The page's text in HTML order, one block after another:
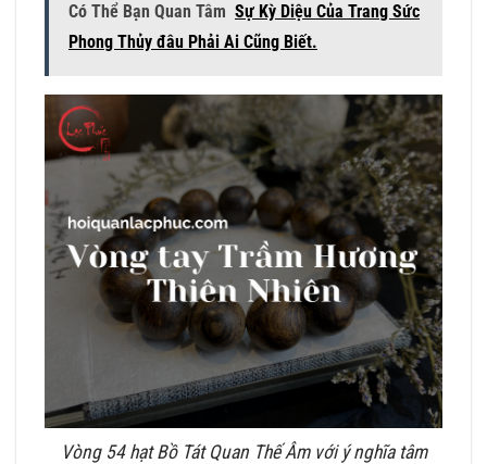
Có Thể Bạn Quan Tâm Sự Kỳ Diệu Của Trang Sức
Phong Thủy đâu Phải Ai Cũng Biết.
Vòng 54 hạt Bồ Tát Quan Thế Âm với ý nghĩa tâm